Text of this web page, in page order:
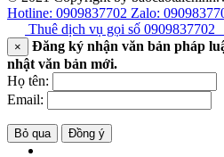
Hotline: 0909837702 Zalo:
Thuê dịch vụ gọi số
×
Đăng ký nhận văn bản pháp
nhật văn bản mới.
Họ tên:
Email:
Bỏ qua Đồng ý